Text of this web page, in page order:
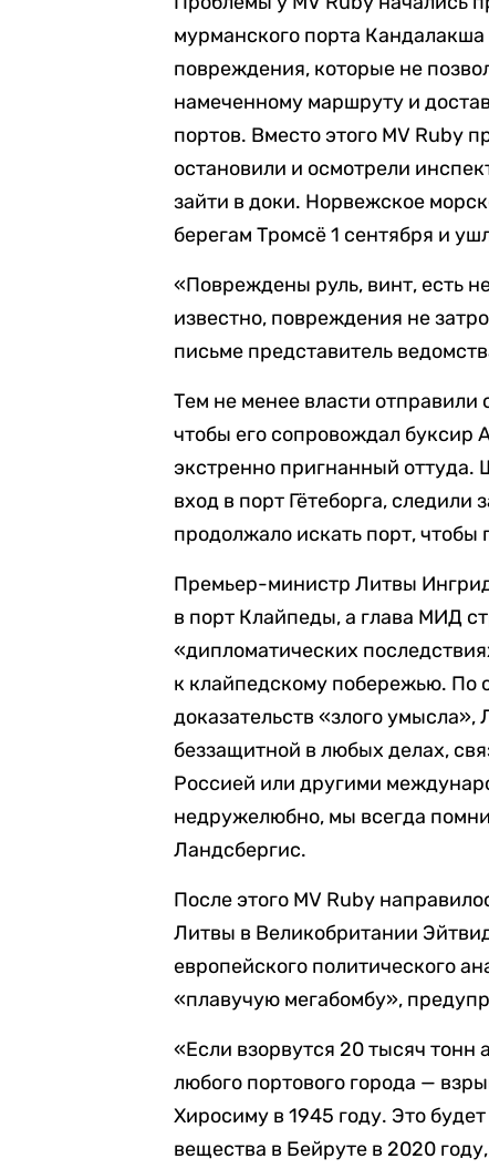
мурманского порта Кандалакша
повреждения, которые не
намеченному маршруту и
портов. Вместо этого MV Ruby
остановили и осмотрели
зайти в доки. Норвежское
берегам Тромсё 1 сентября и
«Повреждены руль, винт, есть
известно, повреждения не
письме представитель
Тем не менее власти отправили
чтобы его сопровождал буксир
экстренно пригнанный оттуда.
вход в порт Гётеборга,
продолжало искать порт, чтобы
Премьер-министр Литвы
в порт Клайпеды, а глава МИД
«дипломатических
к клайпедскому побережью. По
доказательств «злого
беззащитной в любых делах,
Россией или другими
недружелюбно, мы всегда
Ландсбергис.
После этого MV Ruby
Литвы в Великобритании
европейского политического
«плавучую мегабомбу»,
«Если взорвутся 20 тысяч
любого портового города —
Хиросиму в 1945 году. Это
вещества в Бейруте в 2020